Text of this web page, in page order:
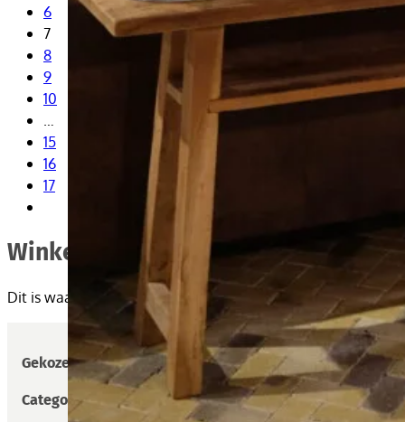
6
7
8
9
10
15
16
17
Winkel
Dit is waar je door producten in deze winkel kunt bladeren.
Gekozen filters
Categorieën